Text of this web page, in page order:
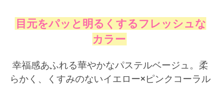
目元をパッと明るくするフレッシュな
カラー
幸福感あふれる華やかなパステルベージュ。柔
らかく、くすみのないイエロー×ピンクコーラル